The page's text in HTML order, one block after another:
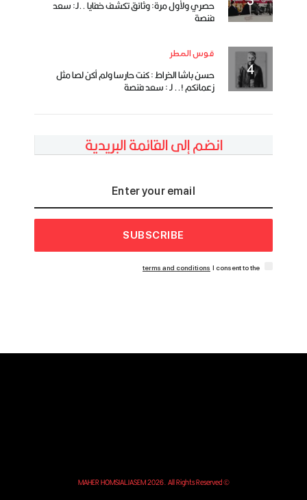
حصري ولأول مرة: وثائق تكشف خفايا ..لـ: سعد
فنصة
قوس المطر
حسن باشا الخراط : كنت حارسا ولم أكن لصا مثل
زعمائكم !.. لـ : سعد فنصة
انضم إلى القائمة البريدية
SUBSCRIBE
I consent to the
terms and conditions
© MAHER HOMSIALJASEM 2026. All Rights Reserved